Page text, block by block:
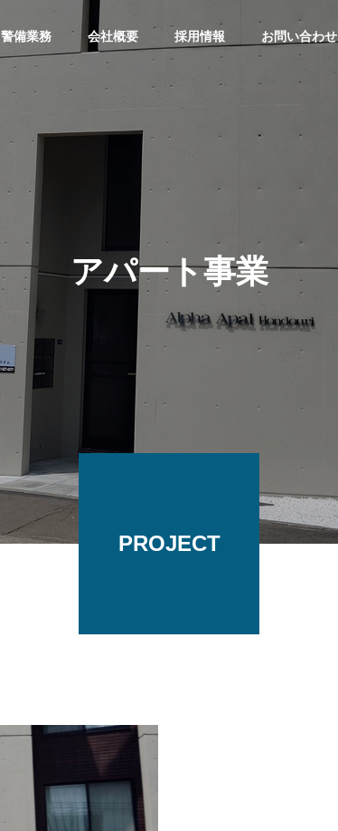
警備業務 会社概要 採用情報 お問い合わせ
アパート事業
PROJECT